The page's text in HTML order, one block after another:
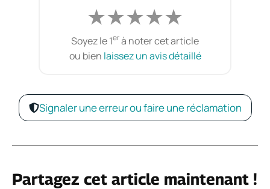
★★★★★
Soyez le 1erà noter cet article
ou bien laissez un avis détaillé
Signaler une erreur ou faire une réclamation
Partagez cet article maintenant !